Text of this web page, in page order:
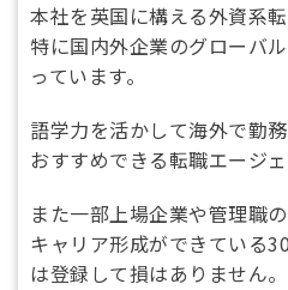
本社を英国に構える外資系
特に国内外企業のグローバ
っています。
語学力を活かして海外で勤
おすすめできる転職エージェ
また一部上場企業や管理職
キャリア形成ができている
は登録して損はありません。